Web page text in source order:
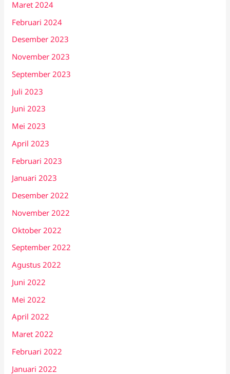
Maret 2024
Februari 2024
Desember 2023
November 2023
September 2023
Juli 2023
Juni 2023
Mei 2023
April 2023
Februari 2023
Januari 2023
Desember 2022
November 2022
Oktober 2022
September 2022
Agustus 2022
Juni 2022
Mei 2022
April 2022
Maret 2022
Februari 2022
Januari 2022